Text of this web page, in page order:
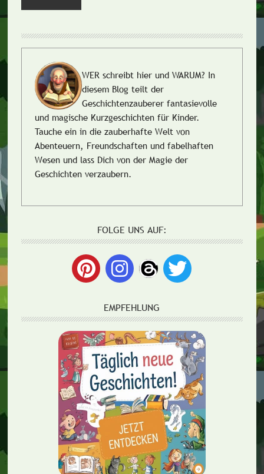
WER schreibt hier und WARUM? In
diesem Blog teilt der
Geschichtenzauberer fantasievolle
und magische Kurzgeschichten für Kinder.
Tauche ein in die zauberhafte Welt von
Abenteuern, Freundschaften und fabelhaften
Wesen und lass Dich von der Magie der
Geschichten verzaubern.
FOLGE UNS AUF:
EMPFEHLUNG